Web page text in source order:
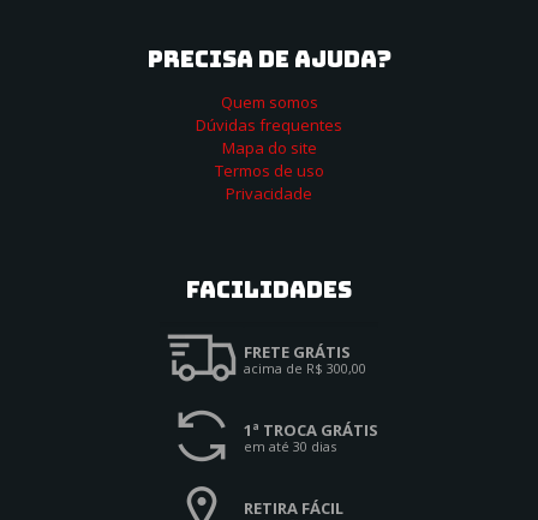
PRECISA DE AJUDA?
Quem somos
Dúvidas frequentes
Mapa do site
Termos de uso
Privacidade
Facilidades
FRETE GRÁTIS
acima de R$ 300,00
1ª TROCA GRÁTIS
em até 30 dias
RETIRA FÁCIL